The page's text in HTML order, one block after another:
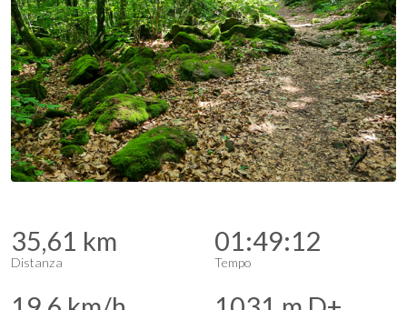
35,61 km
Distanza
01:49:12
Tempo